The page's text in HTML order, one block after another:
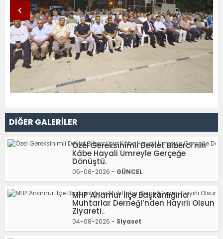
DİĞER GALERİLER
Özel Gereksinimli Devlet Biberci’nin
Kâbe Hayali Umreyle Gerçeğe
Dönüştü.
05-08-2026 - GÜNCEL
MHP Anamur İlçe Başkanlığına
Muhtarlar Derneği’nden Hayırlı Olsun
Ziyareti..
04-08-2026 - Siyaset